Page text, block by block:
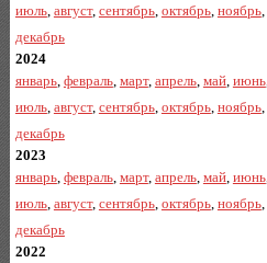
июль, август, сентябрь, октябрь, ноябрь,
декабрь
2024
январь, февраль, март, апрель, май, июнь,
июль, август, сентябрь, октябрь, ноябрь,
декабрь
2023
январь, февраль, март, апрель, май, июнь,
июль, август, сентябрь, октябрь, ноябрь,
декабрь
2022